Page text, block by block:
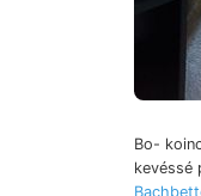
Bo-
kevéssé